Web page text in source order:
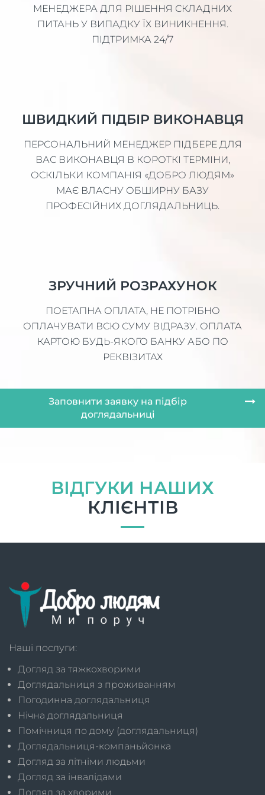
МЕНЕДЖЕРА ДЛЯ РІШЕННЯ СКЛАДНИХ
ПИТАНЬ У ВИПАДКУ ЇХ ВИНИКНЕННЯ.
ПІДТРИМКА 24/7
ШВИДКИЙ ПІДБІР ВИКОНАВЦЯ
ПЕРСОНАЛЬНИЙ МЕНЕДЖЕР ПІДБЕРЕ ДЛЯ
ВАС ВИКОНАВЦЯ В КОРОТКІ ТЕРМІНИ,
ОСКІЛЬКИ КОМПАНІЯ «ДОБРО ЛЮДЯМ»
МАЄ ВЛАСНУ ОБШИРНУ БАЗУ
ПРОФЕСІЙНИХ ДОГЛЯДАЛЬНИЦЬ.
ЗРУЧНИЙ РОЗРАХУНОК
ПОЕТАПНА ОПЛАТА, НЕ ПОТРІБНО
ОПЛАЧУВАТИ ВСЮ СУМУ ВІДРАЗУ. ОПЛАТА
КАРТОЮ БУДЬ-ЯКОГО БАНКУ АБО ПО
РЕКВІЗИТАХ
Заповнити заявку на підбір
доглядальниці
ВІДГУКИ НАШИХ
КЛІЄНТІВ
Наші послуги:
Догляд за тяжкохворими
Доглядальниця з проживанням
Погодинна доглядальниця
Нічна доглядальниця
Помічниця по дому (доглядальниця)
Доглядальниця-компаньйонка
Догляд за літніми людьми
Догляд за інвалідами
Догляд за хворими